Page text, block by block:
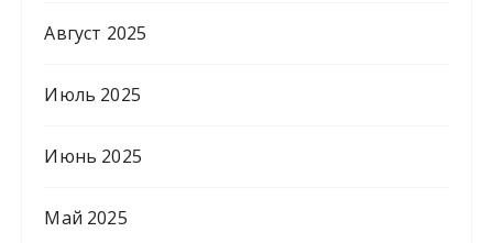
Август 2025
Июль 2025
Июнь 2025
Май 2025